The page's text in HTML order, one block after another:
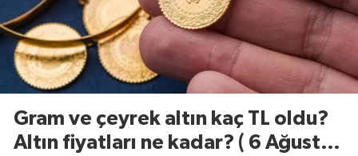
Gram ve çeyrek altın kaç TL oldu?
Altın fiyatları ne kadar? ( 6 Ağustos